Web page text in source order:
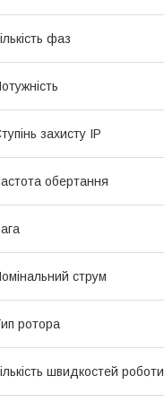
фаз
захисту IP
обертання
струм
ротора
швидкостей роботи